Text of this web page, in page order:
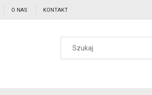
O NAS KONTAKT